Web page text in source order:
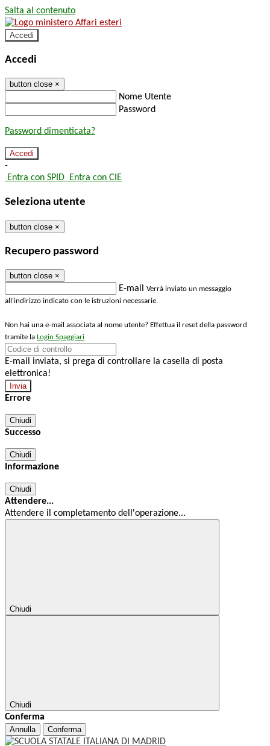
Salta al contenuto
Accedi
Accedi
button close ×
Nome Utente
Password
Password dimenticata?
-
Entra con SPID Entra con CIE
Seleziona utente
button close ×
Recupero password
button close ×
E-mail Verrà inviato un messaggio
all'indirizzo indicato con le istruzioni necessarie.
Non hai una e-mail associata al nome utente? Effettua il reset della password
tramite la Login Spaggiari
E-mail inviata, si prega di controllare la casella di posta
elettronica!
Errore
Chiudi
Successo
Chiudi
Informazione
Chiudi
Attendere...
Attendere il completamento dell'operazione...
Chiudi
Chiudi
Conferma
Annulla Conferma